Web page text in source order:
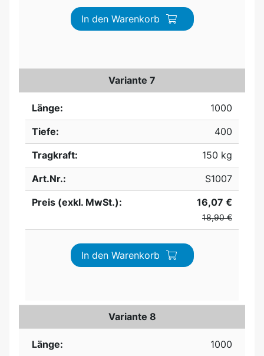
In den Warenkorb
Variante 7
Länge:
1000
Tiefe:
400
Tragkraft:
150 kg
Art.Nr.:
S1007
Preis (exkl. MwSt.):
16,07 €
18,90 €
In den Warenkorb
Variante 8
Länge:
1000